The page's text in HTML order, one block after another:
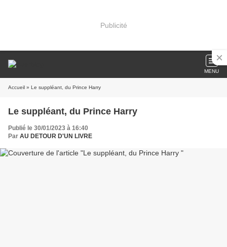
Publicité
MENU
Accueil » Le suppléant, du Prince Harry
Le suppléant, du Prince Harry
Publié le 30/01/2023 à 16:40
Par AU DETOUR D'UN LIVRE